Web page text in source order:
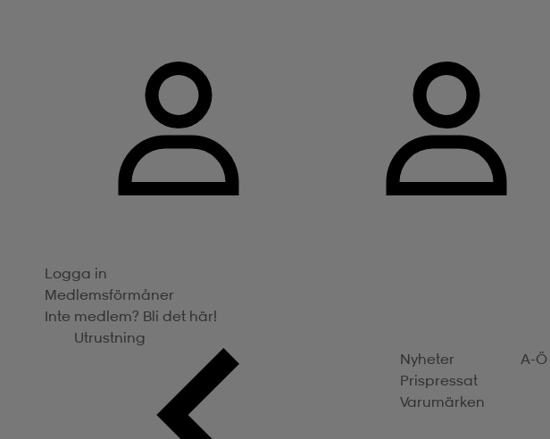
Logga in
Medlemsförmåner
Inte medlem? Bli det här!
Utrustning
Nyheter
Prispressat
Varumärken
A-Ö